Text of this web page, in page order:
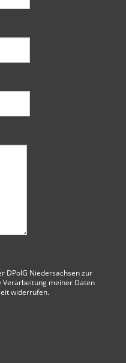
DPolG Niedersachsenzur
Verarbeitung meiner Daten
widerrufen.